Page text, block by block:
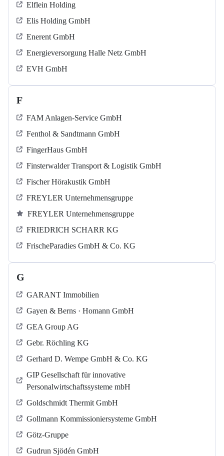
Elflein Holding
Elis Holding GmbH
Enerent GmbH
Energieversorgung Halle Netz GmbH
EVH GmbH
F
FAM Anlagen-Service GmbH
Fenthol & Sandtmann GmbH
FingerHaus GmbH
Finsterwalder Transport & Logistik GmbH
Fischer Hörakustik GmbH
FREYLER Unternehmensgruppe
FREYLER Unternehmensgruppe
FRIEDRICH SCHARR KG
FrischeParadies GmbH & Co. KG
G
GARANT Immobilien
Gayen & Berns · Homann GmbH
GEA Group AG
Gebr. Röchling KG
Gerhard D. Wempe GmbH & Co. KG
GIP Gesellschaft für innovative
Personalwirtschaftssysteme mbH
Goldschmidt Thermit GmbH
Gollmann Kommissioniersysteme GmbH
Götz-Gruppe
Gudrun Sjödén GmbH